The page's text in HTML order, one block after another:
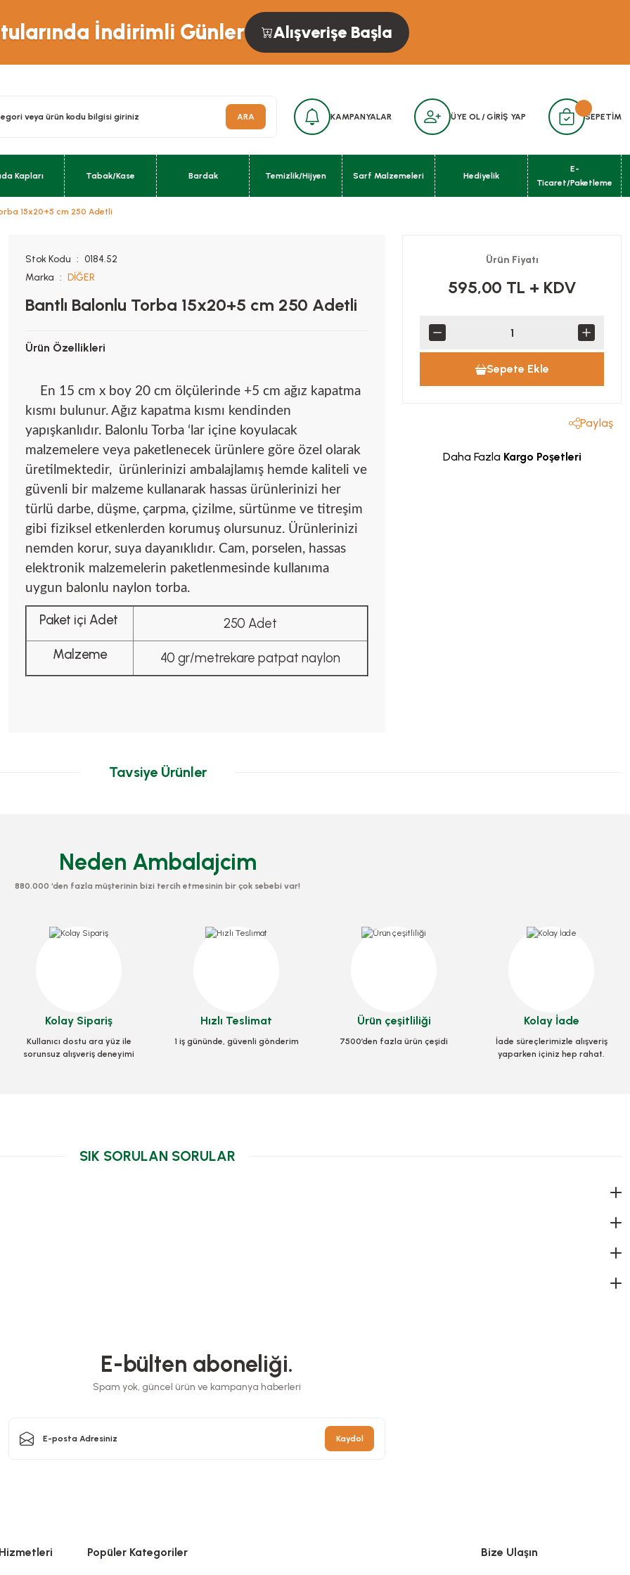
İndirimli Günler Alışverişe Başla
ARA KAMPANYALAR ÜYE OL /GİRİŞ YAP SEPETİM
Kapları Tabak/Kase Bardak Temizlik/Hijyen Sarf Malzemeleri Hediyelik
E-
Ticaret/Paketleme
15x20+5 cm 250 Adetli
Stok Kodu
0184.52
Marka
DİĞER
Bantlı Balonlu Torba 15x20+5 cm 250 Adetli
Ürün Özellikleri
En 15 cm x boy 20 cm ölçülerinde +5 cm ağız kapatma
kısmı bulunur. Ağız kapatma kısmı kendinden
yapışkanlıdır. Balonlu Torba ‘lar içine koyulacak
malzemelere veya paketlenecek ürünlere göre özel olarak
üretilmektedir, ürünlerinizi ambalajlamış hemde kaliteli ve
güvenli bir malzeme kullanarak hassas ürünlerinizi her
türlü darbe, düşme, çarpma, çizilme, sürtünme ve titreşim
gibi fiziksel etkenlerden korumuş olursunuz. Ürünlerinizi
nemden korur, suya dayanıklıdır. Cam, porselen, hassas
elektronik malzemelerin paketlenmesinde kullanıma
uygun balonlu naylon torba.
Paket içi Adet
250 Adet
Malzeme
40 gr/metrekare patpat naylon
Ürün Fiyatı
595,00 TL + KDV
Sepete Ekle
Paylaş
Daha Fazla Kargo Poşetleri
Tavsiye Ürünler
+ KDV
KIRT.0051
1.155,00 TL + KDV
Stok Kodu 0636.01.1
385,00 TL
Neden Ambalajcim
880.000 ‘den fazla müşterinin bizi tercih etmesinin bir çok sebebi var!
Kolay Sipariş
Kullanıcı dostu ara yüz ile
sorunsuz alışveriş deneyimi
Hızlı Teslimat
1 iş gününde, güvenli gönderim
Ürün çeşitliliği
7500’den fazla ürün çeşidi
Kolay İade
İade süreçlerimizle alışveriş
yaparken içiniz hep rahat.
SIK SORULAN SORULAR
E-bülten aboneliği.
Spam yok, güncel ürün ve kampanya haberleri
Kaydol
Popüler Kategoriler Bize Ulaşın